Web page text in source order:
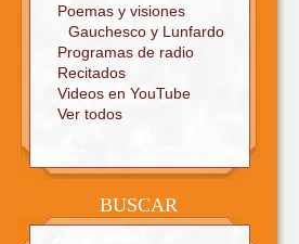
Poemas y visiones
Gauchesco y Lunfardo
Programas de radio
Recitados
Videos en YouTube
Ver todos
BUSCAR